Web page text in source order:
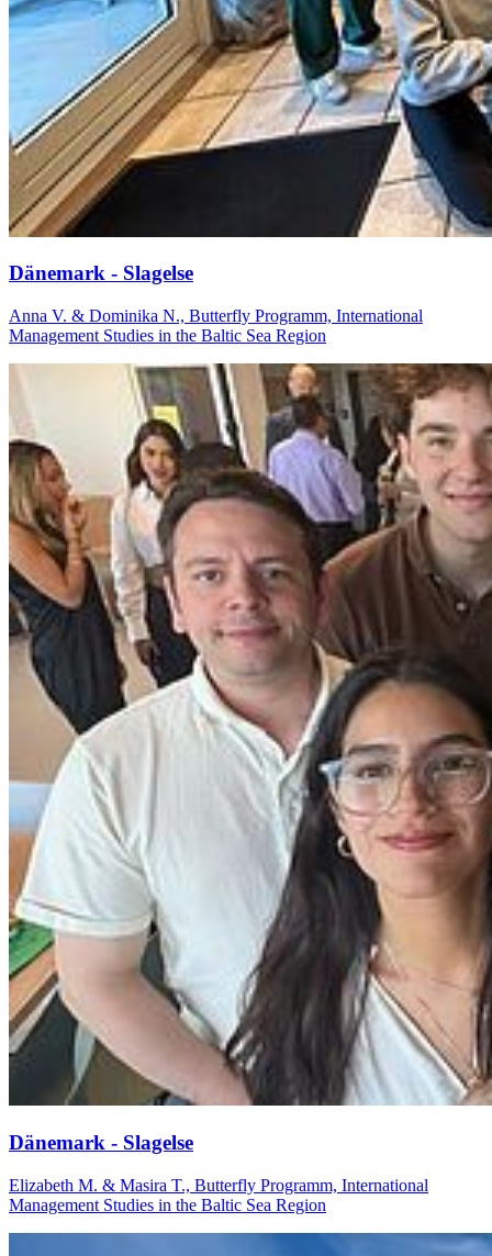
Dä­ne­mark - Sla­gel­se
Anna V. & Dominika N., Butterfly Programm, International
Management Studies in the Baltic Sea Region
Dä­ne­mark - Sla­gel­se
Elizabeth M. & Masira T., Butterfly Programm, International
Management Studies in the Baltic Sea Region